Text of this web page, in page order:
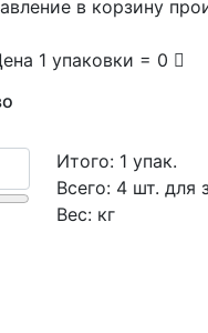
в корзину
1 упаковки = 0
Итого: 1 упак.
Всего: 4 шт. для
Вес: кг